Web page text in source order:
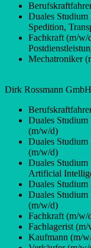
Duales
Spedition,
Fachkraft (m/w/
Mechatroniker
Dirk Rossmann GmbH
Duales
(m/w/d)
Duales
(m/w/d)
Duales Studium
Artificial
Duales
Duales
(m/w/d)
Fachkraft (m/
Fachlagerist (m/
Kaufmann (m/